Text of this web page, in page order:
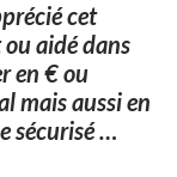
cet
aidé dans
en € ou
mais aussi en
sécurisé…